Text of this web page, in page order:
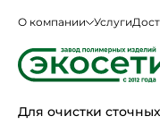
О компании Услуги
Для очистки